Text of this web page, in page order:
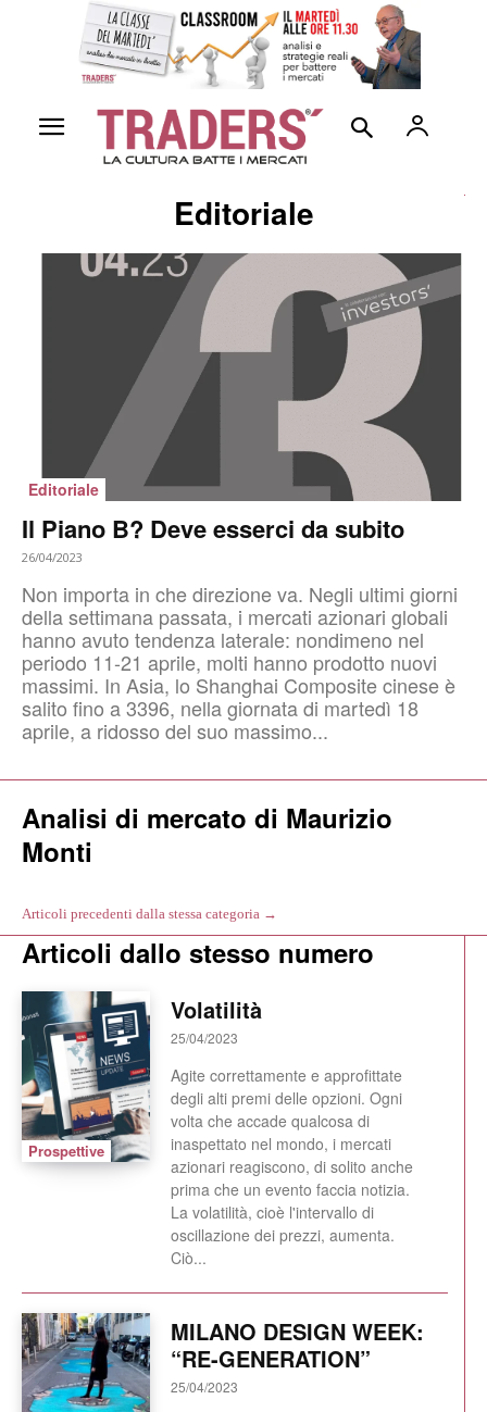
Editoriale
Editoriale
Il Piano B? Deve esserci da subito
26/04/2023
Non importa in che direzione va. Negli ultimi giorni
della settimana passata, i mercati azionari globali
hanno avuto tendenza laterale: nondimeno nel
periodo 11-21 aprile, molti hanno prodotto nuovi
massimi. In Asia, lo Shanghai Composite cinese è
salito fino a 3396, nella giornata di martedì 18
aprile, a ridosso del suo massimo...
Analisi di mercato di Maurizio
Monti
Articoli precedenti dalla stessa categoria →
Articoli dallo stesso numero
Prospettive
Volatilità
25/04/2023
Agite correttamente e approfittate
degli alti premi delle opzioni. Ogni
volta che accade qualcosa di
inaspettato nel mondo, i mercati
azionari reagiscono, di solito anche
prima che un evento faccia notizia.
La volatilità, cioè l'intervallo di
oscillazione dei prezzi, aumenta.
Ciò...
MILANO DESIGN WEEK:
“RE-GENERATION”
25/04/2023